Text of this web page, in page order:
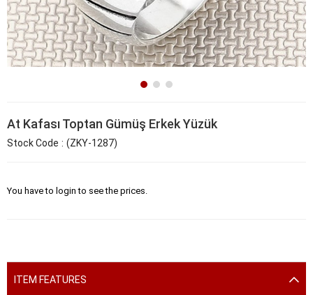
At Kafası Toptan Gümüş Erkek Yüzük
Stock Code (ZKY-1287)
You have to login to see the prices.
ITEM FEATURES